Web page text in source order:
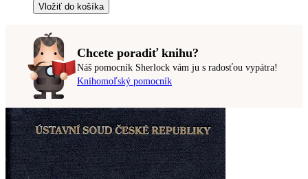
Vložiť do košíka
Chcete poradiť knihu?
Náš pomocník Sherlock vám ju s radosťou vypátra!
Knihomoľský pomocník